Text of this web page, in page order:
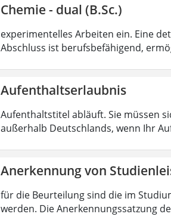
Chemie - dual (B.Sc.)
experimentelles Arbeiten ein. Eine
Abschluss ist berufsbefähigend,
Aufenthaltserlaubnis
Aufenthaltstitel abläuft. Sie müssen
außerhalb Deutschlands, wenn Ihr
Anerkennung von
für die Beurteilung sind die im
werden. Die Anerkennungssatzung